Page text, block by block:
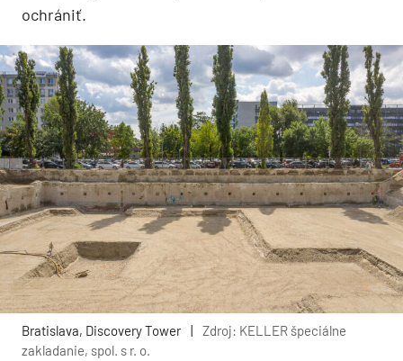
ochrániť.
Bratislava, Discovery Tower |
Zdroj: KELLER špeciálne
zakladanie, spol. s r. o.